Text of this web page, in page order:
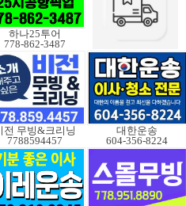
하나25투어
778-862-3487
전 무빙&크리닝
7788594457
대한운송
604-356-8224